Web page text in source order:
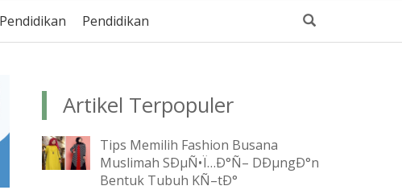
Pendidikan Pendidikan
Artikel Terpopuler
Tips Memilih Fashion Busana
Muslimah SÐµÑ•Ï…Ð°Ñ– DÐµngÐ°n
Bentuk Tubuh KÑ–tÐ°